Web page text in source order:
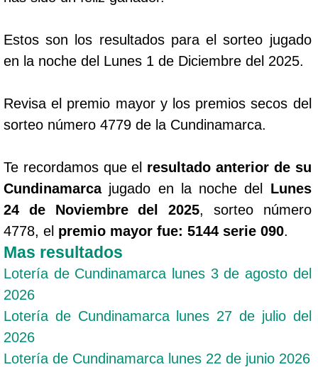
Estos son los resultados para el sorteo jugado
en la noche del Lunes 1 de Diciembre del 2025.
Revisa el premio mayor y los premios secos del
sorteo número 4779 de la Cundinamarca.
Te recordamos que el resultado anterior de su
Cundinamarcajugado en la noche del Lunes
24 de Noviembre del 2025, sorteo número
4778, el premio mayor fue: 5144 serie 090.
Mas resultados
Lotería de Cundinamarca lunes 3 de agosto del
2026
Lotería de Cundinamarca lunes 27 de julio del
2026
Lotería de Cundinamarca lunes 22 de junio 2026